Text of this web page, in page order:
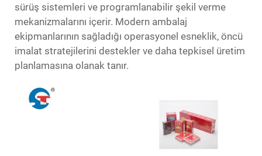
sürüş sistemleri ve programlanabilir şekil verme
mekanizmalarını içerir. Modern ambalaj
ekipmanlarının sağladığı operasyonel esneklik, öncü
imalat stratejilerini destekler ve daha tepkisel üretim
planlamasına olanak tanır.